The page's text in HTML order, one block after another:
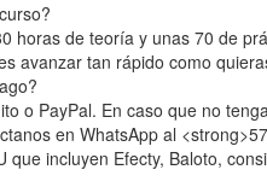
horas de teoría y unas 70 de
avanzar tan rápido como
o PayPal. En caso que no
en WhatsApp al
que incluyen Efecty, Baloto,